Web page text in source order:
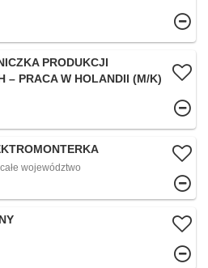
PRODUKCJI
– PRACA W HOLANDII (M/K)
całe województwo